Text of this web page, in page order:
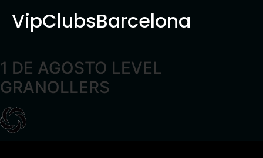
VipClubsBarcelona
1 DE AGOSTO LEVEL
GRANOLLERS